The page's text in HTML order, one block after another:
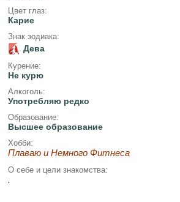
Цвет глаз:
Карие
Знак зодиака:
Дева
Курение:
Не курю
Алкоголь:
Употребляю редко
Образование:
Высшее образование
Хобби:
Плаваю и Немного Фитнеса
О себе и цели знакомства:
.